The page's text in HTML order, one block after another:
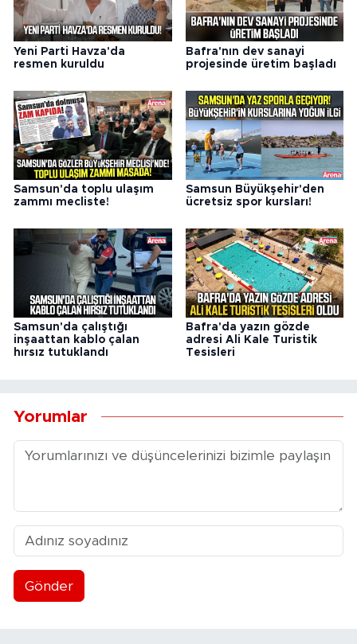
Yeni Parti Havza'da
resmen kuruldu
Bafra'nın dev sanayi
projesinde üretim başladı
Samsun'da toplu ulaşım
zammı mecliste!
Samsun Büyükşehir'den
ücretsiz spor kursları!
Samsun'da çalıştığı
inşaattan kablo çalan
hırsız tutuklandı
Bafra'da yazın gözde
adresi Ali Kale Turistik
Tesisleri
Yorumlar
Gönder